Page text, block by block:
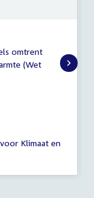
omtrent
(Wet
Klimaat en